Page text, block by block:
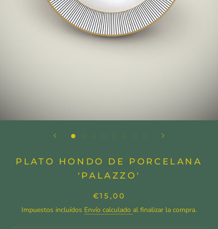
PLATO HONDO DE PORCELANA
'PALAZZO'
€15,00
Impuestos incluídos Envío calculado al finalizar la compra.